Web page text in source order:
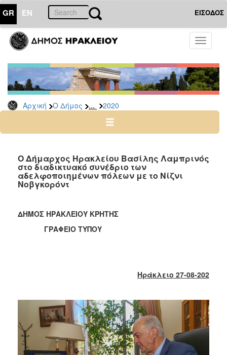
GR EN ΕΙΣΟΔΟΣ
Toggle
Αρχική Ο Δήμος ... 2020
ΔΗΜΟΣ
Δελτία
Τύπου
Αρχείο
2026
2024
2022
2021
2019
2018
2012
2011
2010
2006
Ο Δήμαρχος Ηρακλείου Βασίλης Λαμπρινός
στο διαδικτυακό συνέδριο των
αδελφοποιημένων πόλεων με το Νίζνι
Νοβγκορόντ
ΔΗΜΟΣ ΗΡΑΚΛΕΙΟΥ ΚΡΗΤΗΣ
ΓΡΑΦΕΙΟ ΤΥΠΟΥ
Ηράκλειο 27-08-202